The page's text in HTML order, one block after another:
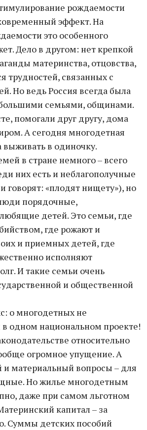
рождаемости
эффект. На
это особенного
Дело в другом: нет крепкой
материнства, отцовства,
трудностей, связанных с
Но ведь Россия всегда была
семьями, общинами.
помогали друг другу, дома
А сегодня многодетная
в одиночку.
в стране немного – всего
них есть и неблагополучные
говорят: «плодят нищету»), но
порядочные,
детей. Это семьи, где
где рожают и
и приемных детей, где
исполняют
И такие семьи очень
и общественной
о многодетных не
одном национальном проекте!
относительно
огромное упущение. А
материальный вопросы – для
Но жилье многодетным
даже при самом льготном
капитал – за
Суммы детских пособий